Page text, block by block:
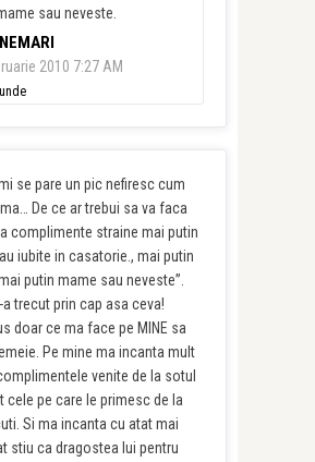
sau neveste.
2010 7:27 AM
se pare un pic nefiresc cum
De ce ar trebui sa va faca
complimente straine mai putin
iubite in casatorie., mai putin
putin mame sau neveste”.
a trecut prin cap asa ceva!
doar ce ma face pe MINE sa
Pe mine ma incanta mult
venite de la sotul
cele pe care le primesc de la
Si ma incanta cu atat mai
stiu ca dragostea lui pentru